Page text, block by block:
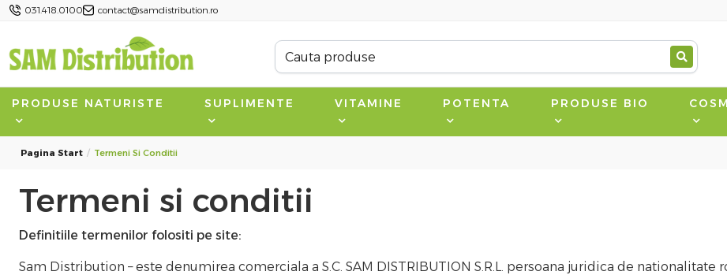
031.418.0100 contact@samdistribution.ro
PRODUSE NATURISTE SUPLIMENTE VITAMINE POTENTA PRODUSE BIO
Pagina Start Termeni Si Conditii
Termeni si conditii
Definitiile termenilor folositi pe site:
Sam Distribution – este denumirea comerciala a S.C. SAM DISTRIBUTION S.R.L. persoana juridica de